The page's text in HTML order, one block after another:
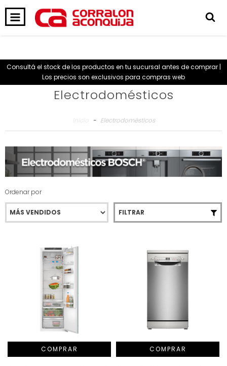
INICIO PRODUCTOS 0
Consultá el stock de los productos en tu sucursal antes de comprar |
Los precios son exclusivos para compras web
Electrodomésticos
- Electrodomésticos
Ordenar por
FILTRAR